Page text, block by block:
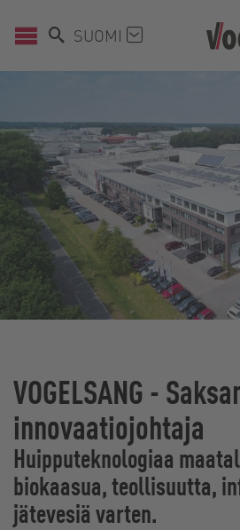
SUOMI
VOGELSANG -
innovaatiojohtaja
Huipputeknologiaa
biokaasua, teollisuutta,
jätevesiä varten.